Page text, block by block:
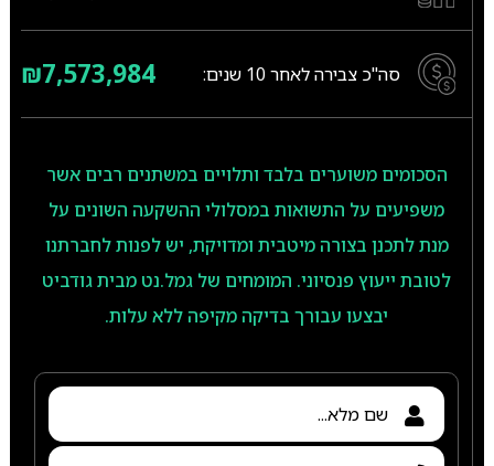
סה"כ צבירה לאחר 10 שנים: ₪7,573,984
הסכומים משוערים בלבד ותלויים במשתנים רבים אשר
משפיעים על התשואות במסלולי ההשקעה השונים על
מנת לתכנן בצורה מיטבית ומדויקת, יש לפנות לחברתנו
לטובת ייעוץ פנסיוני. המומחים של גמל.נט מבית גודביט
יבצעו עבורך בדיקה מקיפה ללא עלות.